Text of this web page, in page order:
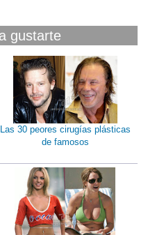
gustarte
Las 30 peores cirugías plásticas
de famosos